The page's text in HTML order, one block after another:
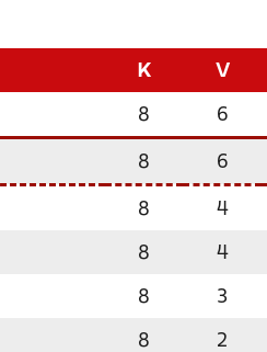
K V
8 6
8 6
8 4
8 4
8 3
8 2